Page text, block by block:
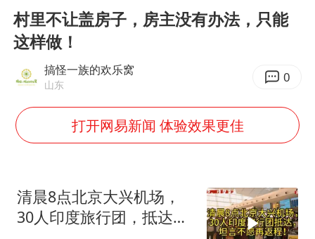
泰男团前成员失踪遗体在湄南河发现
上海大部迎大暴雨
《龙餐馆》 冲奖
笔试第一被劝弃考涉事副校长被撤职
奋力开创中国式现代化建设新局面
村里不让盖房子，房主没有办法，只能
这样做！
搞怪一族的欢乐窝
山东 0
打开网易新闻 体验效果更佳
清晨8点北京大兴机场，
30人印度旅行团，抵达，